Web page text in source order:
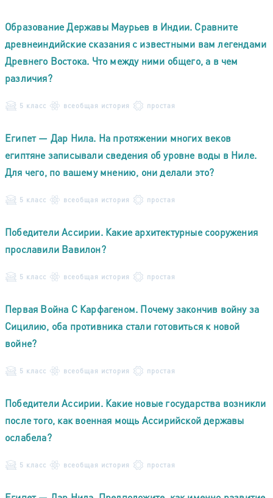
Образование Державы Маурьев в Индии. Сравните
древнеиндийские сказания с известными вам легендами
Древнего Востока. Что между ними общего, а в чем
различия?
5 класс всеобщая история простая
Египет — Дар Нила. На протяжении многих веков
египтяне записывали сведения об уровне воды в Ниле.
Для чего, по вашему мнению, они делали это?
5 класс всеобщая история простая
Победители Ассирии. Какие архитектурные сооружения
прославили Вавилон?
5 класс всеобщая история простая
Первая Война С Карфагеном. Почему закончив войну за
Сицилию, оба противника стали готовиться к новой
войне?
5 класс всеобщая история простая
Победители Ассирии. Какие новые государства возникли
после того, как военная мощь Ассирийской державы
ослабела?
5 класс всеобщая история простая